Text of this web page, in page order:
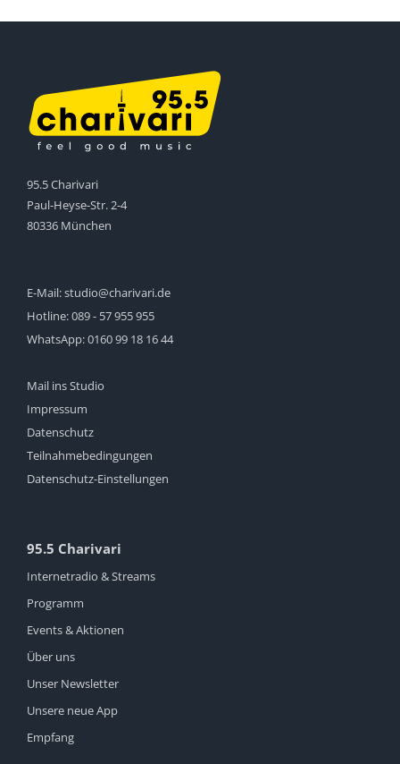
95.5 Charivari
Paul-Heyse-Str. 2-4
80336 München
E-Mail:studio@charivari.de
Hotline:089 - 57 955 955
WhatsApp:0160 99 18 16 44
Mail ins Studio
Impressum
Datenschutz
Teilnahmebedingungen
Datenschutz-Einstellungen
95.5 Charivari
Internetradio & Streams
Programm
Events & Aktionen
Über uns
Unser Newsletter
Unsere neue App
Empfang